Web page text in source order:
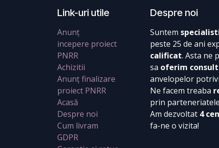
Link-uri utile
Anunț
incepere proiect
PNRR
Achizitii
Anunț finalizare
proiect PNRR
Acasă
Despre noi
Cum livram
GDPR
Despre noi
Suntem
peste 25 de ani
calificat. Asta ne
sa oferim
anvelopelor
Ne facem treaba
prin
Am dezvoltat 4
fa-ne o vizita!